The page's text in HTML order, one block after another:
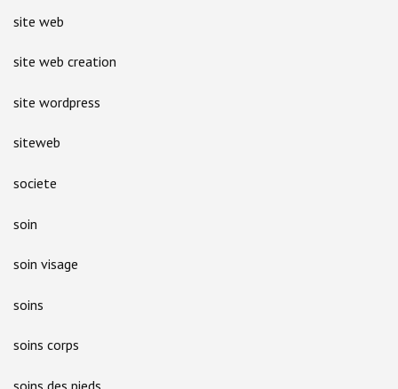
site web
site web creation
site wordpress
siteweb
societe
soin
soin visage
soins
soins corps
soins des pieds